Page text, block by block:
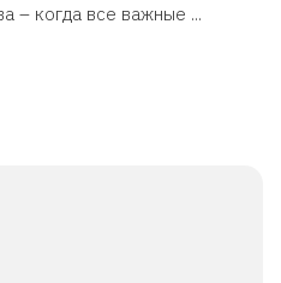
– когда все важные ...